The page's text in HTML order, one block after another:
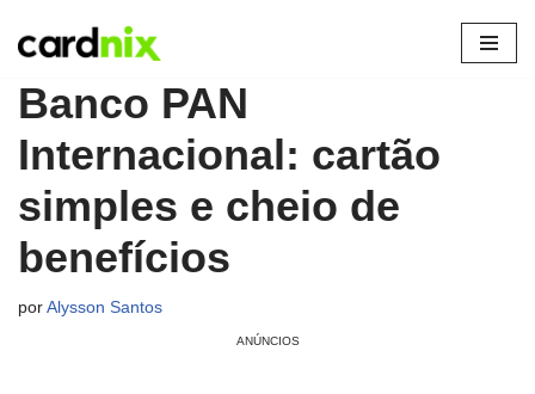
para
conteúdo
Banco PAN
Internacional: cartão
simples e cheio de
benefícios
por Alysson Santos
ANÚNCIOS